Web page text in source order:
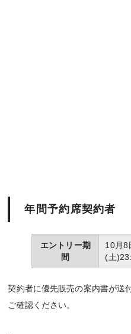
年間予約席契約者
エントリー期
間
10月8
(土
契約者に優先販売の案内書が送
ご確認ください。